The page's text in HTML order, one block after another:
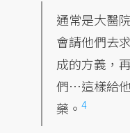
通常是大醫
會請他們去
成的方義，
們…這樣給
藥。4